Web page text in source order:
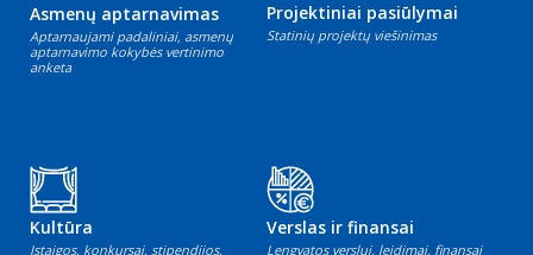
Asmenų aptarnavimas
Aptarnaujami padaliniai, asmenų
aptarnavimo kokybės vertinimo
anketa
Projektiniai pasiūlymai
Statinių projektų viešinimas
Kultūra
Įstaigos, konkursai, stipendijos,
Verslas ir finansai
Lengvatos verslui, leidimai, finansai